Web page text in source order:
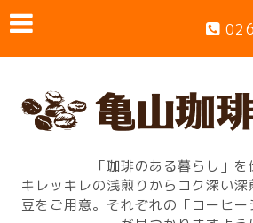
「珈琲のある暮らし」
キレッキレの浅煎りからコク深い
豆をご用意。それぞれの「コーヒ